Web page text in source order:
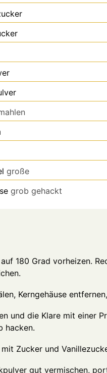
große
grob gehackt
180 Grad vorheizen.
Kerngehäuse
und die Klare mit einer
hacken.
Zucker und
gut vermischen,